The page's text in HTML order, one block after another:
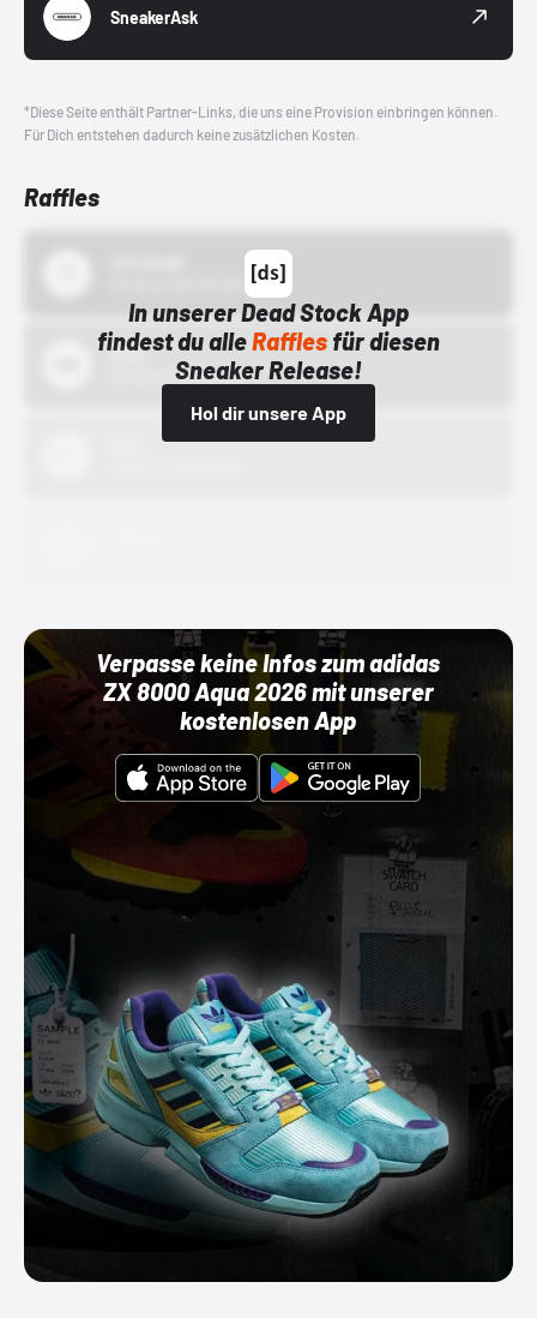
SneakerAsk
*Diese Seite enthält Partner-Links, die uns eine Provision einbringen können.
Für Dich entstehen dadurch keine zusätzlichen Kosten.
Raffles
In unserer Dead Stock App
findest du alleRafflesfür diesen
Sneaker Release!
Hol dir unsere App
Bstn
01.10.22 00:00 Uhr
Verpasse keine Infos zum adidas
ZX 8000 Aqua 2026 mit unserer
kostenlosen App